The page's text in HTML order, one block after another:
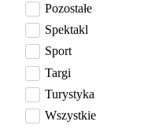
Pozostałe
Spektakl
Sport
Targi
Turystyka
Wszystkie